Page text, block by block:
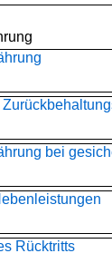
bei
Rücktritts